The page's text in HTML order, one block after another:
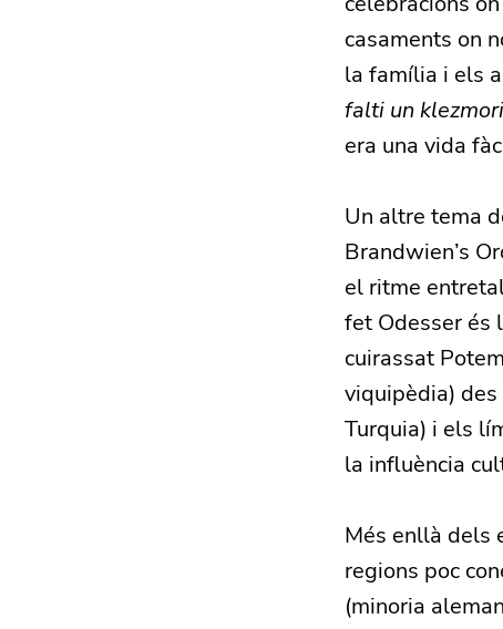
casaments on
la família i els
falti un
era una vida
Un altre tema
Brandwien’s
el ritme
fet Odesser és
cuirassat
viquipèdia)
Turquia) i els
la influència
Més enllà dels
regions poc
(minoria